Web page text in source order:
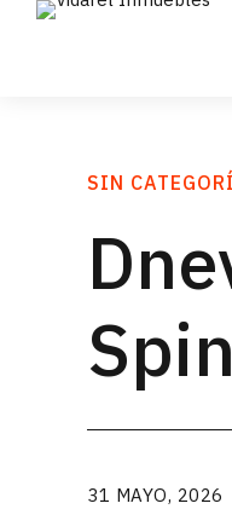
SIN
31 MAYO, 2026